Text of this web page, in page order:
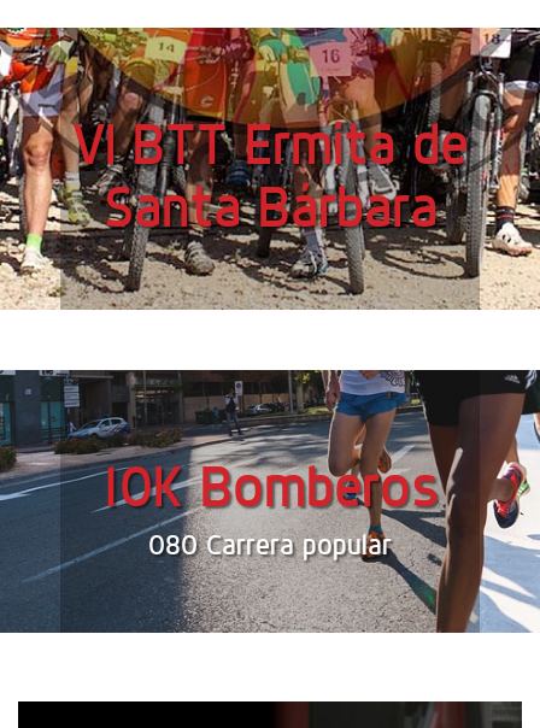
VI BTT Ermita de
Santa Bárbara
10K Bomberos
080 Carrera popular